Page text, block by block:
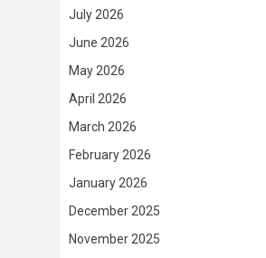
July 2026
June 2026
May 2026
April 2026
March 2026
February 2026
January 2026
December 2025
November 2025